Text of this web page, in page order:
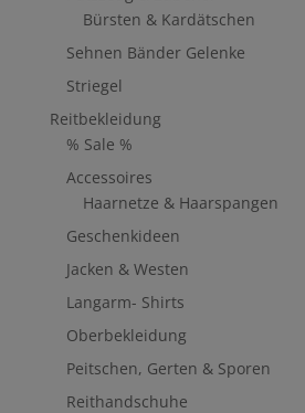
Bürsten & Kardätschen
Sehnen Bänder Gelenke
Striegel
Reitbekleidung
% Sale %
Accessoires
Haarnetze & Haarspangen
Geschenkideen
Jacken & Westen
Langarm- Shirts
Oberbekleidung
Peitschen, Gerten & Sporen
Reithandschuhe